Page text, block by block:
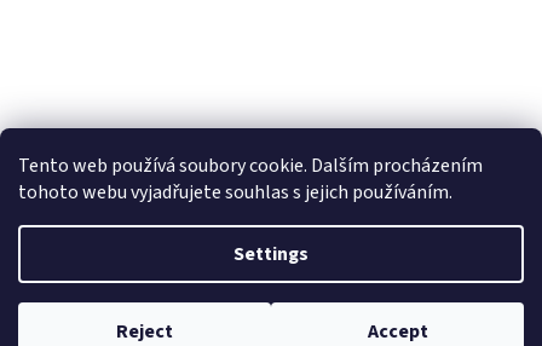
Tento web používá soubory cookie. Dalším procházením
tohoto webu vyjadřujete souhlas s jejich používáním.
Settings
Reject Accept